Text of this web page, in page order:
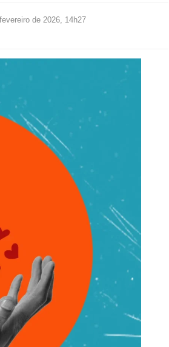
de 2026, 14h27